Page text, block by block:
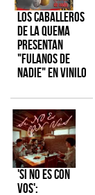
Los Caballeros
de la Quema
presentan
"Fulanos de
Nadie" en vinilo
'Si No Es Con
Vos':